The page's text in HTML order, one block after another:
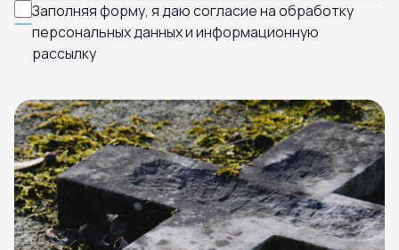
Заполняя форму, я даю согласие на обработку
персональных данных и информационную
рассылку